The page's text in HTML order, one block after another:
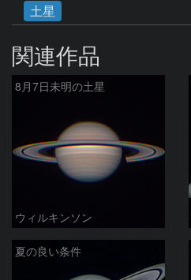
土星
関連作品
8月7日未明の土星
ウィルキンソン
夏の良い条件